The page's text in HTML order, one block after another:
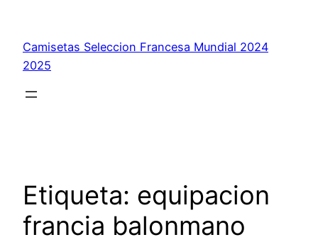
contenido
Camisetas Seleccion Francesa Mundial 2024
2025
Etiqueta: equipacion
francia balonmano